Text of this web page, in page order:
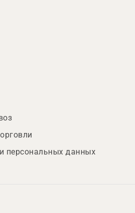
персональных данных